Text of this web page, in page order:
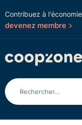
Contribuez à
devenez membre